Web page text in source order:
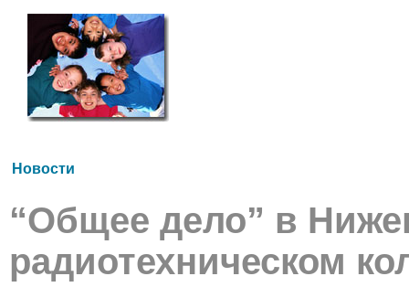
Новости
“Общее дело” в
радиотехническом